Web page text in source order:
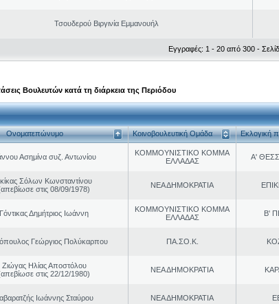
Τσουδερού Βιργινία Εμμανουήλ
Εγγραφές: 1 - 20 από 300 -
Βουλευτών κατά τη διάρκεια της Περιόδου
Ονοματεπώνυμο Κοινοβουλευτική Ομάδα Εκλογική
Ασημίνα συζ. Αντωνίου
ΚΟΜΜΟΥΝΙΣΤΙΚΟ ΚΟΜΜΑ
ΕΛΛΑΔΑΣ
Α'
Σόλων Κωνσταντίνου
στις 08/09/1978)
ΝΕΑ ΔΗΜΟΚΡΑΤΙΑ
Γόντικας Δημήτριος Ιωάννη
ΚΟΜΜΟΥΝΙΣΤΙΚΟ ΚΟΜΜΑ
ΕΛΛΑΔΑΣ
Β'
Γεώργιος Πολύκαρπου ΠΑ.ΣΟ.Κ.
Ζιώγας Ηλίας Αποστόλου
στις 22/12/1980)
ΝΕΑ ΔΗΜΟΚΡΑΤΙΑ
Ιωάννης Σταύρου ΝΕΑ ΔΗΜΟΚΡΑΤΙΑ